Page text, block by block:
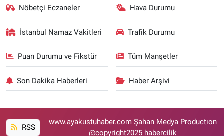
Nöbetçi Eczaneler Hava Durumu
İstanbul Namaz Vakitleri Trafik Durumu
Puan Durumu ve Fikstür Tüm Manşetler
Son Dakika Haberleri Haber Arşivi
RSS
www.ayakustuhaber.com Şahan Medya Productıon
@copyright2025 habercilik